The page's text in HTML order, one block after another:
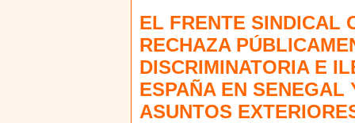
EL FRENTE SINDICAL
RECHAZA
DISCRIMINATORIA E
ESPAÑA EN SENEGAL
ASUNTOS